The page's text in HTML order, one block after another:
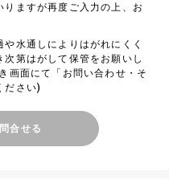
ますが再度ご入力の上、お
水通しによりはがれにくく
第はがして保管をお願いし
画面にて「お問い合わせ・そ
ださい)
合せる